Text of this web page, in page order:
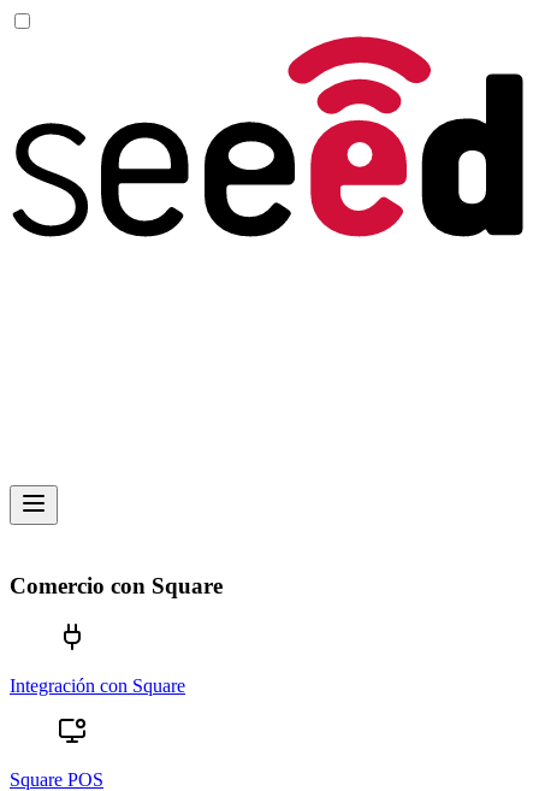
Comercio con Square
Integración con Square
Square POS